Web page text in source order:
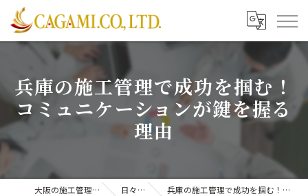
兵庫の施工管理で成功を掴む！
コミュニケーションが鍵を握る
理由
大阪の施工管理は株式会社CAGAMI
日々更新中！
兵庫の施工管理で成功を掴む！コミュニケーションが鍵を握る理由